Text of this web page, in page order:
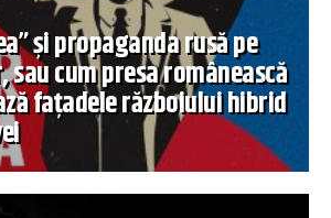
și propaganda rusă pe
cum presa românească
fațadele războiului hibrid